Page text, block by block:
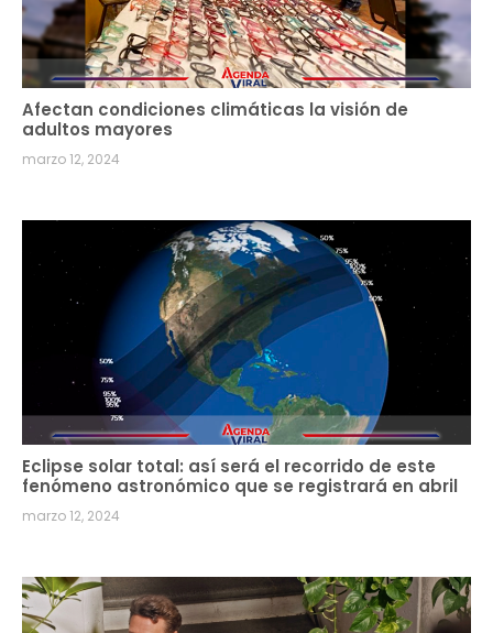
Afectan condiciones climáticas la visión de
adultos mayores
marzo 12, 2024
Eclipse solar total: así será el recorrido de este
fenómeno astronómico que se registrará en abril
marzo 12, 2024